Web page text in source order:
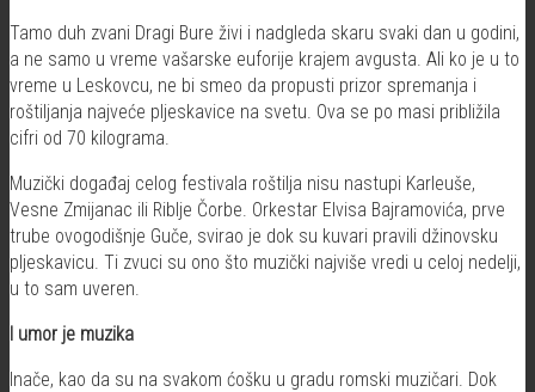
Tamo duh zvani Dragi Bure živi i nadgleda skaru svaki dan u godini,
a ne samo u vreme vašarske euforije krajem avgusta. Ali ko je u to
vreme u Leskovcu, ne bi smeo da propusti prizor spremanja i
roštiljanja najveće pljeskavice na svetu. Ova se po masi približila
cifri od 70 kilograma.
Muzički događaj celog festivala roštilja nisu nastupi Karleuše,
Vesne Zmijanac ili Riblje Čorbe. Orkestar Elvisa Bajramovića, prve
trube ovogodišnje Guče, svirao je dok su kuvari pravili džinovsku
pljeskavicu. Ti zvuci su ono što muzički najviše vredi u celoj nedelji,
u to sam uveren.
I umor je muzika
Inače, kao da su na svakom ćošku u gradu romski muzičari. Dok